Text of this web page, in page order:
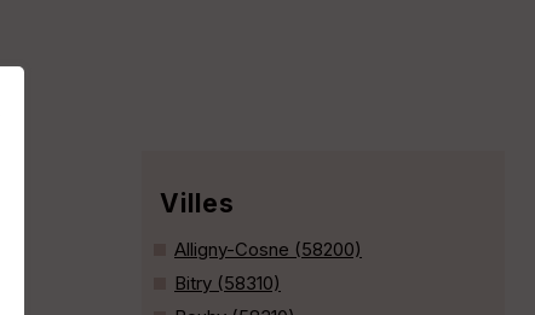
Villes
Alligny-Cosne (58200)
Bitry (58310)